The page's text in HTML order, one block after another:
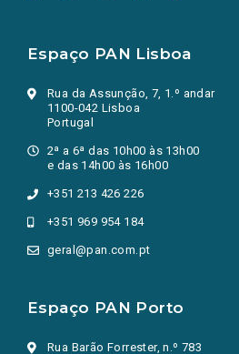
Espaço PAN Lisboa
Rua da Assunção, 7, 1.º andar
1100-042 Lisboa
Portugal
2ª a 6ª das 10h00 às 13h00
e das 14h00 às 16h00
+351 213 426 226
+351 969 954 184
geral@pan.com.pt
Espaço PAN Porto
Rua Barão Forrester, n.º 783